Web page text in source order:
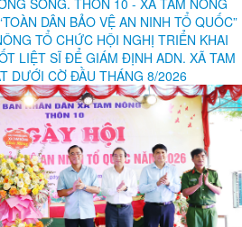
DÂN BẢO VỆ AN NINH TỔ QUỐC”
TỔ CHỨC HỘI NGHỊ TRIỂN KHAI
LIỆT SĨ ĐỂ GIÁM ĐỊNH ADN. XÃ TAM
DƯỚI CỜ ĐẦU THÁNG 8/2026